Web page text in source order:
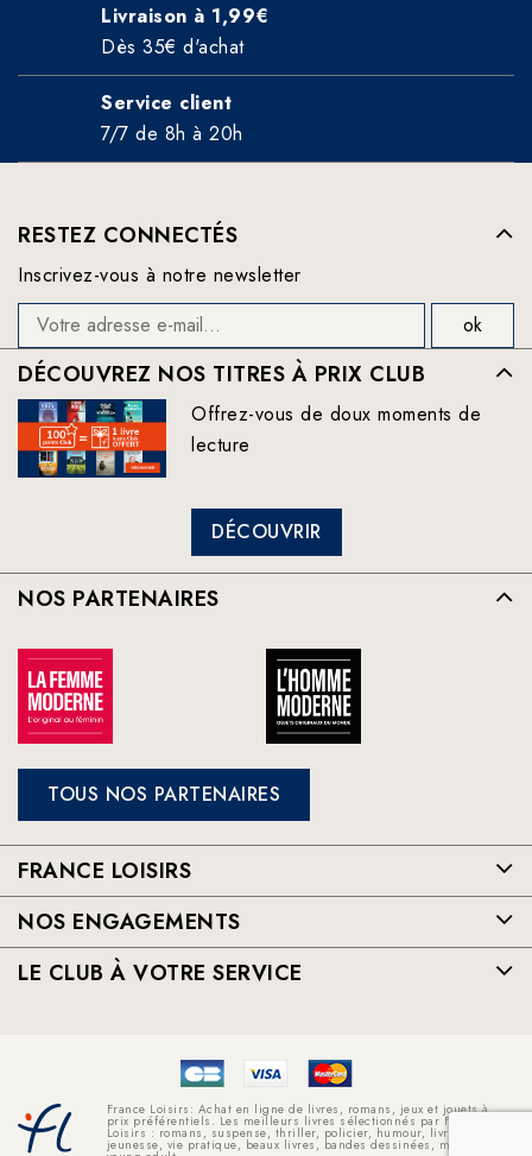
Livraison à 1,99€
Dès 35€ d'achat
Service client
7/7 de 8h à 20h
RESTEZ CONNECTÉS
Inscrivez-vous à notre newsletter
DÉCOUVREZ NOS TITRES À PRIX CLUB
Offrez-vous de doux moments de
lecture
DÉCOUVRIR
NOS PARTENAIRES
TOUS NOS PARTENAIRES
FRANCE LOISIRS
NOS ENGAGEMENTS
LE CLUB À VOTRE SERVICE
France Loisirs: Achat en ligne de livres, romans, jeux et jouets à
prix préférentiels. Les meilleurs livres sélectionnés par France
Loisirs : romans, suspense, thriller, policier, humour, livre
jeunesse, vie pratique, beaux livres, bandes dessinées, mangas,